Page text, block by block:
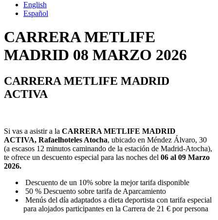
English
Español
CARRERA METLIFE
MADRID 08 MARZO 2026
CARRERA METLIFE MADRID
ACTIVA
Si vas a asistir a la CARRERA METLIFE MADRID
ACTIVA, Rafaelhoteles Atocha, ubicado en Méndez Álvaro, 30
(a escasos 12 minutos caminando de la estación de Madrid-Atocha),
te ofrece un descuento especial para las noches del 06 al 09 Marzo
2026.
Descuento de un 10% sobre la mejor tarifa disponible
50 % Descuento sobre tarifa de Aparcamiento
Menús del día adaptados a dieta deportista con tarifa especial
para alojados participantes en la Carrera de 21 € por persona